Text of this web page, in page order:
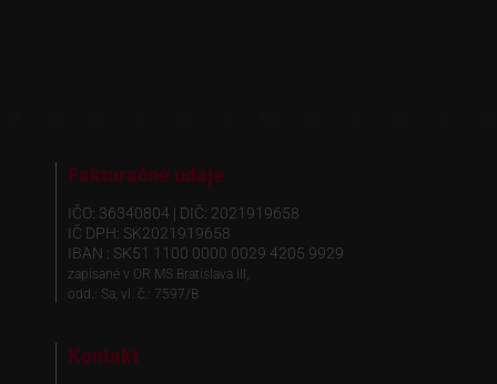
Fakturačné údaje
IČO: 36340804 | DIČ: 2021919658
IČ DPH: SK2021919658
IBAN : SK51 1100 0000 0029 4205 9929
zapísané v OR MS Bratislava III,
odd.: Sa, vl. č.: 7597/B
Kontakt